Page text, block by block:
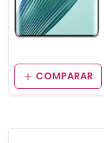
COMPARAR